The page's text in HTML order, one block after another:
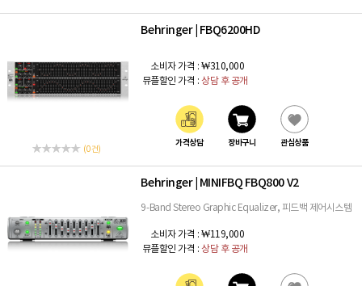
(0 건)
Behringer FBQ6200HD
소비자 가격 : ₩310,000
뮤플할인 가격 : 상담 후 공개
가격상담 장바구니 관심상품
Behringer MINIFBQ FBQ800 V2
9-Band Stereo Graphic Equalizer, 피드백 제어시스템
소비자 가격 : ₩119,000
뮤플할인 가격 : 상담 후 공개